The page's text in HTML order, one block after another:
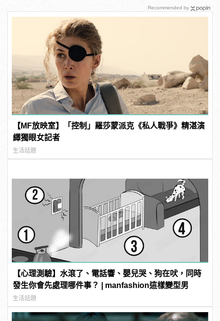
【MF放映室】「控制」羅莎蒙派克《私人戰爭》精湛演
繹獨眼女記者
生活話題
【心理測驗】水滾了、電話響、嬰兒哭、狗在吠，同時
發生你會先處理哪件事？ | manfashion這樣變型男
生活話題
Recommended by